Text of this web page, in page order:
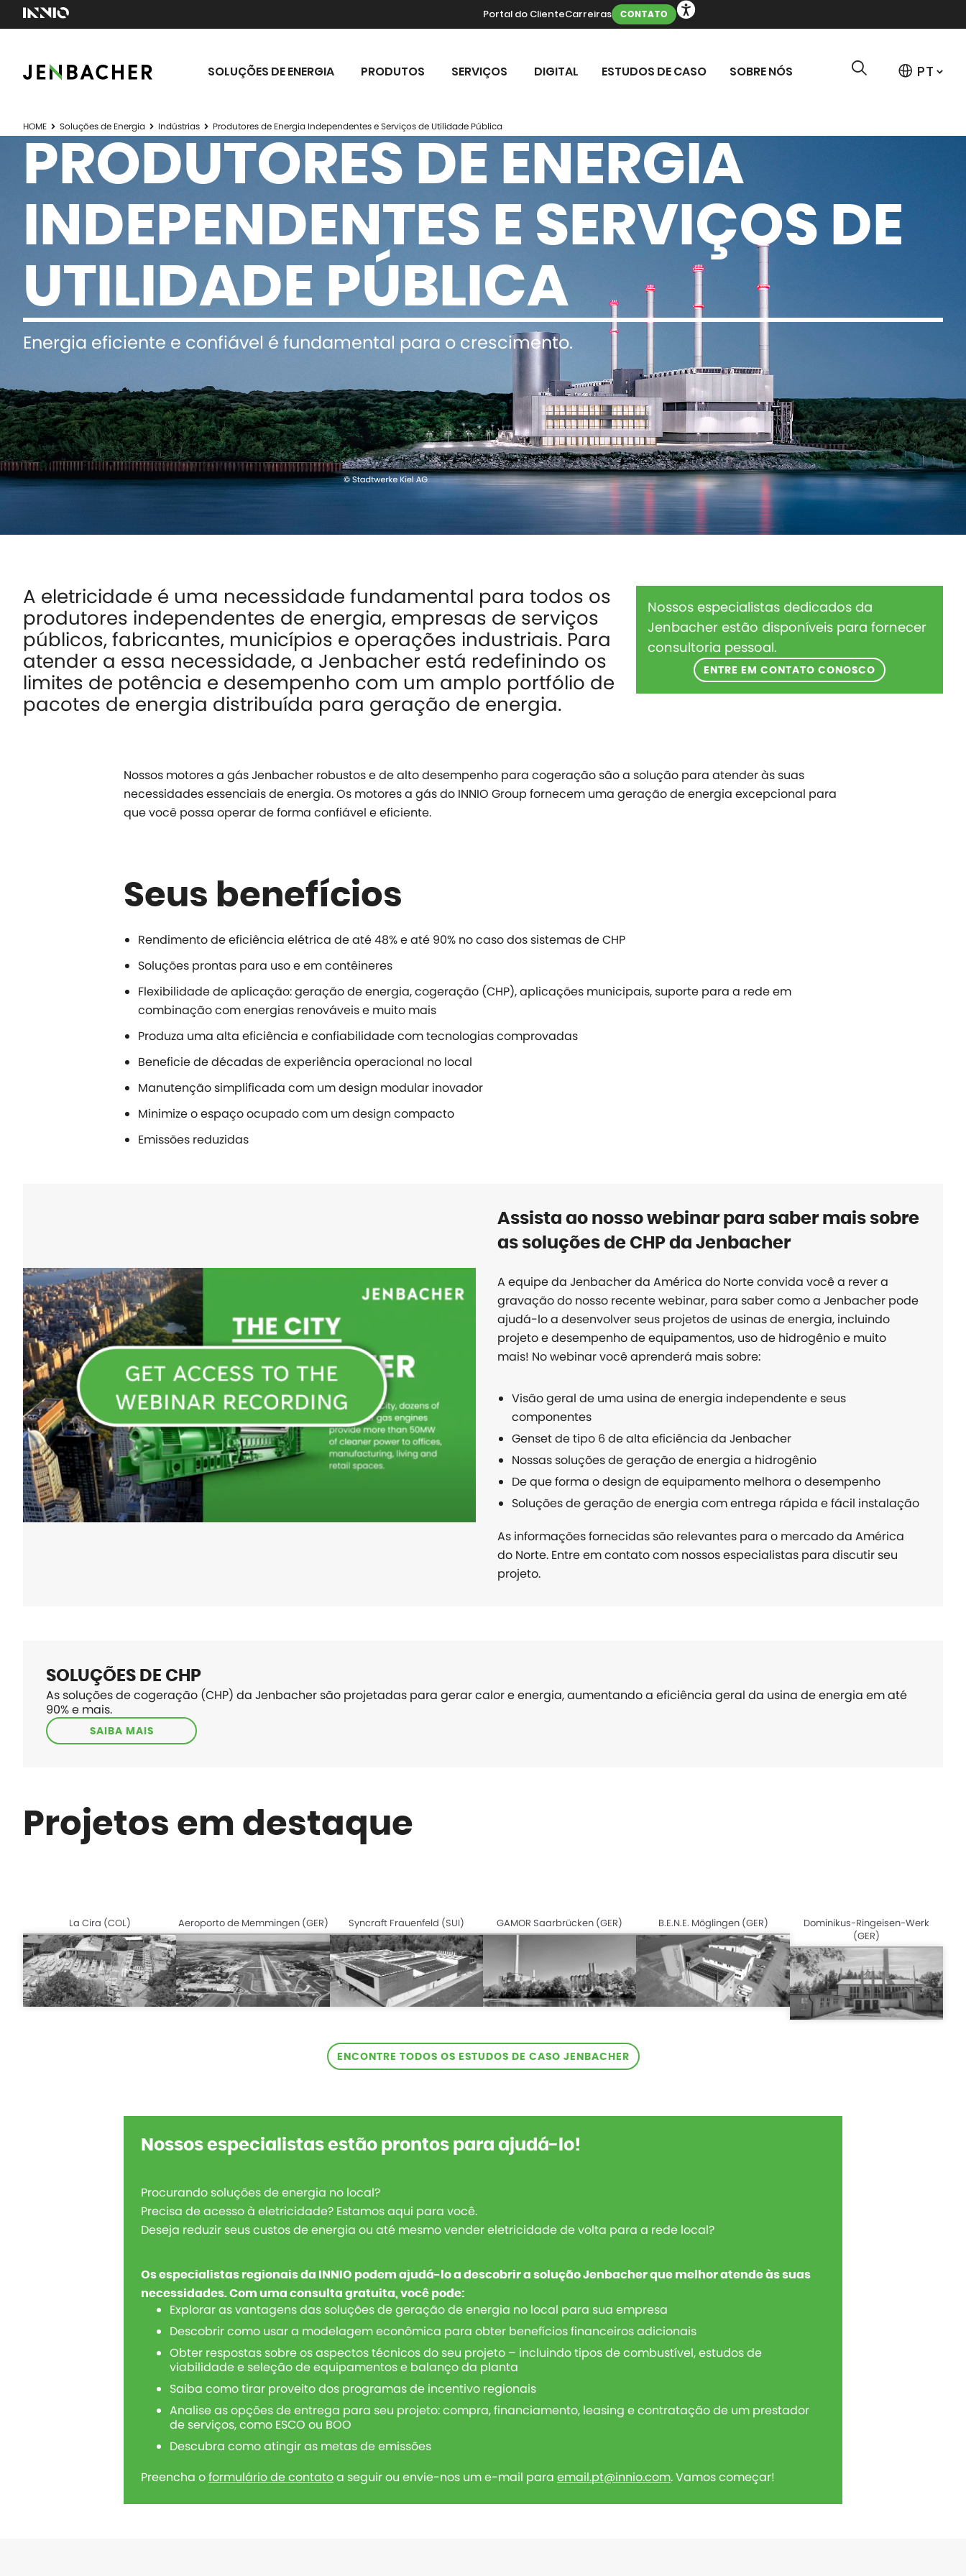
Portal do ClienteCarreiras CONTATO
SOLUÇÕES DE ENERGIA PRODUTOS SERVIÇOS DIGITAL ESTUDOS DE CASO SOBRE NÓS
HOME Soluções de Energia Indústrias Produtores de Energia Independentes e Serviços de Utilidade Pública
PRODUTORES DE ENERGIA
INDEPENDENTES E SERVIÇOS DE
UTILIDADE PÚBLICA
Energia eficiente e confiável é fundamental para o crescimento.
A eletricidade é uma necessidade fundamental para todos os
produtores independentes de energia, empresas de serviços
públicos, fabricantes, municípios e operações industriais. Para
atender a essa necessidade, a Jenbacher está redefinindo os
limites de potência e desempenho com um amplo portfólio de
pacotes de energia distribuída para geração de energia.
Nossos especialistas dedicados da
Jenbacher estão disponíveis para fornecer
consultoria pessoal.
ENTRE EM CONTATO CONOSCO
Nossos motores a gás Jenbacher robustos e de alto desempenho para cogeração são a solução para atender às suas
necessidades essenciais de energia. Os motores a gás do INNIO Group fornecem uma geração de energia excepcional para
que você possa operar de forma confiável e eficiente.
Seus benefícios
Rendimento de eficiência elétrica de até 48% e até 90% no caso dos sistemas de CHP
Soluções prontas para uso e em contêineres
Flexibilidade de aplicação: geração de energia, cogeração (CHP), aplicações municipais, suporte para a rede em
combinação com energias renováveis e muito mais
Produza uma alta eficiência e confiabilidade com tecnologias comprovadas
Beneficie de décadas de experiência operacional no local
Manutenção simplificada com um design modular inovador
Minimize o espaço ocupado com um design compacto
Emissões reduzidas
Assista ao nosso webinar para saber mais sobre
as soluções de CHP da Jenbacher
A equipe da Jenbacher da América do Norte convida você a rever a
gravação do nosso recente webinar, para saber como a Jenbacher pode
ajudá-lo a desenvolver seus projetos de usinas de energia, incluindo
projeto e desempenho de equipamentos, uso de hidrogênio e muito
mais! No webinar você aprenderá mais sobre:
Visão geral de uma usina de energia independente e seus
componentes
Genset de tipo 6 de alta eficiência da Jenbacher
Nossas soluções de geração de energia a hidrogênio
De que forma o design de equipamento melhora o desempenho
Soluções de geração de energia com entrega rápida e fácil instalação
As informações fornecidas são relevantes para o mercado da América
do Norte. Entre em contato com nossos especialistas para discutir seu
projeto.
SOLUÇÕES DE CHP
As soluções de cogeração (CHP) da Jenbacher são projetadas para gerar calor e energia, aumentando a eficiência geral da usina de energia em até
90% e mais.
SAIBA MAIS
Projetos em destaque
La Cira (COL) Aeroporto de Memmingen (GER) Syncraft Frauenfeld (SUI) GAMOR Saarbrücken (GER) B.E.N.E. Möglingen (GER)
Dominikus-Ringeisen-Werk
(GER)
ENCONTRE TODOS OS ESTUDOS DE CASO JENBACHER
Nossos especialistas estão prontos para ajudá-lo!
Procurando soluções de energia no local?
Precisa de acesso à eletricidade? Estamos aqui para você.
Deseja reduzir seus custos de energia ou até mesmo vender eletricidade de volta para a rede local?
Os especialistas regionais da INNIO podem ajudá-lo a descobrir a solução Jenbacher que melhor atende às suas
necessidades. Com uma consulta gratuita, você pode:
Explorar as vantagens das soluções de geração de energia no local para sua empresa
Descobrir como usar a modelagem econômica para obter benefícios financeiros adicionais
Obter respostas sobre os aspectos técnicos do seu projeto – incluindo tipos de combustível, estudos de
viabilidade e seleção de equipamentos e balanço da planta
Saiba como tirar proveito dos programas de incentivo regionais
Analise as opções de entrega para seu projeto: compra, financiamento, leasing e contratação de um prestador
de serviços, como ESCO ou BOO
Descubra como atingir as metas de emissões
Preencha oformulário de contatoa seguir ou envie-nos um e-mail para email.pt@innio.com. Vamos começar!